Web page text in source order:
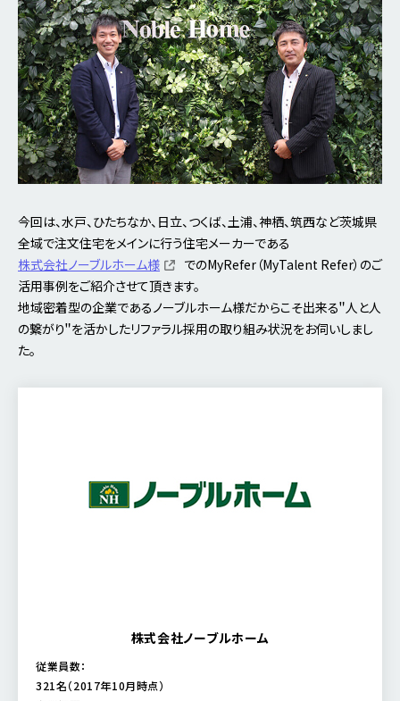
今回は、水戸、ひたちなか、日立、つくば、土浦、神栖、筑西など茨城県
全域で注文住宅をメインに行う住宅メーカーである
株式会社ノーブルホーム様
でのMyRefer（MyTalent Refer）のご
活用事例をご紹介させて頂きます。
地域密着型の企業であるノーブルホーム様だからこそ出来る＂人と人
の繋がり＂を活かしたリファラル採用の取り組み状況をお伺いしまし
た。
株式会社ノーブルホーム
従業員数：
321名（2017年10月時点）